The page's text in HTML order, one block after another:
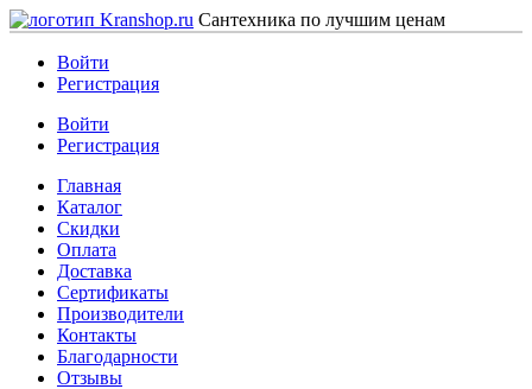
Сантехника по лучшим ценам
Войти
Регистрация
Войти
Регистрация
Главная
Каталог
Скидки
Оплата
Доставка
Сертификаты
Производители
Контакты
Благодарности
Отзывы